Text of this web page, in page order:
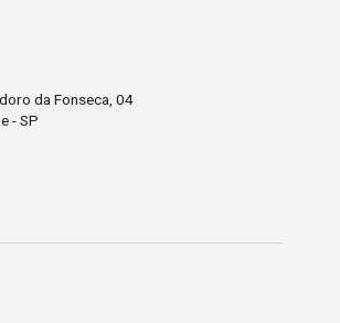
da Fonseca, 04
- SP